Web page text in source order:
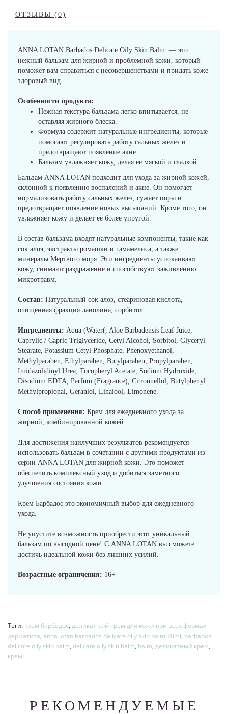
ОТЗЫВЫ (0)
ANNA LOTAN Barbados Delicate Oily Skin Balm — это
нежный бальзам для жирной и проблемной кожи, который
поможет вам справиться с несовершенствами и придать коже
здоровый вид.
Особенности продукта:
Нежная текстура бальзама легко впитывается, не
оставляя жирного блеска.
Формула содержит натуральные ингредиенты, которые
помогают регулировать работу сальных желёз и
предотвращают появление акне.
Бальзам увлажняет кожу, делая её мягкой и гладкой.
Бальзам ANNA LOTAN подходит для ухода за жирной кожей,
склонной к появлению воспалений и акне. Он помогает
нормализовать работу сальных желёз, сужает поры и
предотвращает появление новых высыпаний. Кроме того, он
увлажняет кожу и делает её более упругой.
В состав бальзама входят натуральные компоненты, такие как
сок алоэ, экстракты ромашки и гамамелиса, а также
минералы Мёртвого моря. Эти ингредиенты успокаивают
кожу, снимают раздражение и способствуют заживлению
микротравм.
Состав: Натуральный сок алоэ, стеариновая кислота,
очищенная фракция ланолина, сорбитол.
Ингредиенты: Aqua (Water(, Aloe Barbadensis Leaf Juice,
Caprylic / Capric Triglyceride, Cetyl Alcohol, Sorbitol, Glyceryl
Stearate, Potassium Cetyl Phosphate, Phenoxyethanol,
Methylparaben, Ethylparaben, Butylparaben, Propylparaben,
Imidazolidinyl Urea, Tocopheryl Acetate, Sodium Hydroxide,
Disodium EDTA, Parfum (Fragrance), Citronnellol, Butylphenyl
Methylpropional, Geraniol, Linalool, Limonene.
Способ применения: Крем для ежедневного ухода за
жирной, комбинированной кожей.
Для достижения наилучших результатов рекомендуется
использовать бальзам в сочетании с другими продуктами из
серии ANNA LOTAN для жирной кожи. Это поможет
обеспечить комплексный уход и добиться заметного
улучшения состояния кожи.
Крем Барбадос это экономичный выбор для ежедневного
ухода.
Не упустите возможность приобрести этот уникальный
бальзам по выгодной цене! С ANNA LOTAN вы сможете
достичь идеальной кожи без лишних усилий.
Возрастные ограничения: 16+
Теги: крем барбадос, деликатный крем для кожи при всех формах
дерматита, anna lotan barbados delicate oily skin balm 70ml, barbados
delicate oily skin balm, delicate oily skin balm, balm, деликатный крем,
крем
РЕКОМЕНДУЕМЫЕ